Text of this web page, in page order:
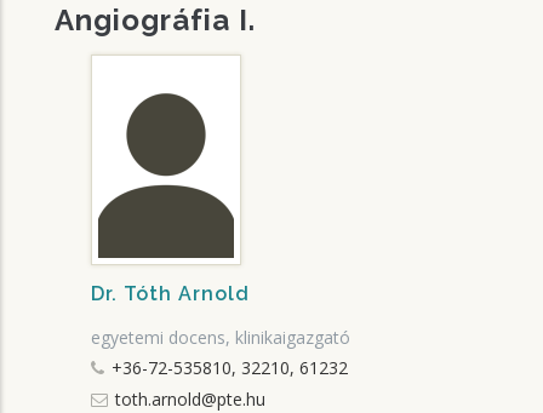
Angiográfia I.
Dr. Tóth Arnold
egyetemi docens, klinikaigazgató
+36-72-535810, 32210, 61232
toth.arnold@pte.hu